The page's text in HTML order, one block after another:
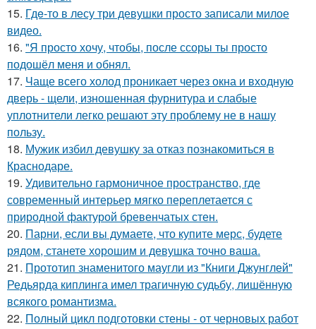
15. Гдe-то в лесу три девушки просто записали милое
видео.
16. "Я просто хочу, чтобы, после ссоры ты просто
подошёл меня и обнял.
17. Чаще всего холод проникает через окна и входную
дверь - щели, изношенная фурнитура и слабые
уплотнители легко решают эту проблему не в нашу
пользу.
18. Мужик избил девушку за отказ познакомиться в
Краснодаре.
19. Удивительно гармоничное пространство, где
современный интерьер мягко переплетается с
природной фактурой бревенчатых стен.
20. Парни, если вы думаете, что купите мерс, будете
рядом, станете хорошим и девушка точно ваша.
21. Прототип знаменитого маугли из "Книги Джунглей"
Редьярда киплинга имел трагичную судьбу, лишённую
всякого романтизма.
22. Полный цикл подготовки стены - от черновых работ